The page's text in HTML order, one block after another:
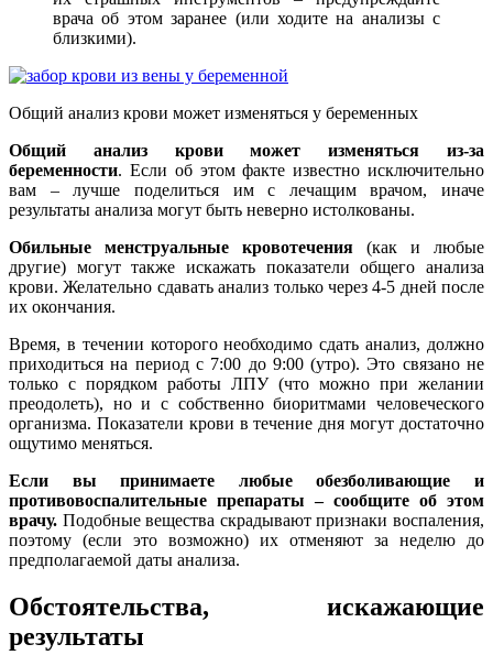
врача об этом заранее (или ходите на анализы с
близкими).
Общий анализ крови может изменяться у беременных
Общий анализ крови может изменяться из-за
беременности. Если об этом факте известно исключительно
вам – лучше поделиться им с лечащим врачом, иначе
результаты анализа могут быть неверно истолкованы.
Обильные менструальные кровотечения (как и любые
другие) могут также искажать показатели общего анализа
крови. Желательно сдавать анализ только через 4-5 дней после
их окончания.
Время, в течении которого необходимо сдать анализ, должно
приходиться на период с 7:00 до 9:00 (утро). Это связано не
только с порядком работы ЛПУ (что можно при желании
преодолеть), но и с собственно биоритмами человеческого
организма. Показатели крови в течение дня могут достаточно
ощутимо меняться.
Если вы принимаете любые обезболивающие и
противовоспалительные препараты – сообщите об этом
врачу. Подобные вещества скрадывают признаки воспаления,
поэтому (если это возможно) их отменяют за неделю до
предполагаемой даты анализа.
Обстоятельства, искажающие
результаты